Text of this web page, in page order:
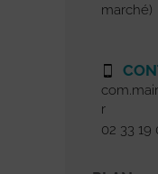
marché)
r
02 33 19